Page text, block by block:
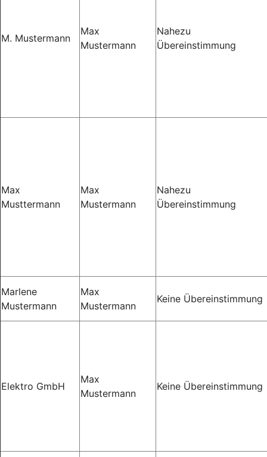
M. Mustermann
Max
Mustermann
Nahezu
Übereinstimmung
Max
Musttermann
Max
Mustermann
Nahezu
Übereinstimmung
Marlene
Mustermann
Max
Mustermann
Keine Übereinstimmung
Elektro GmbH
Max
Mustermann
Keine Übereinstimmung